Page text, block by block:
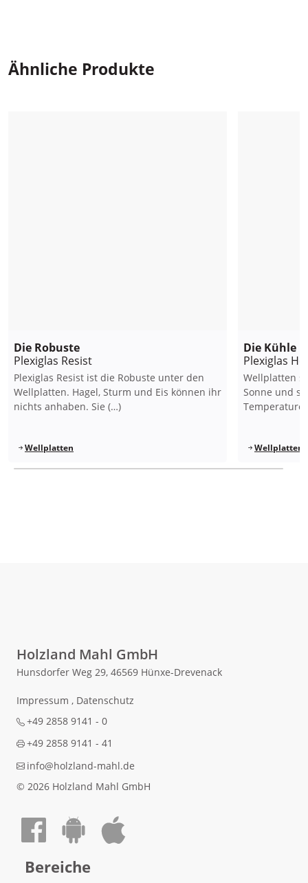
Ähnliche Produkte
Die Robuste
Plexiglas Resist
Plexiglas Resist ist die Robuste unter den
Wellplatten. Hagel, Sturm und Eis können ihr
nichts anhaben. Sie (…)
Wellplatten
Die Kühle
Plexiglas
Wellplatten
Sonne und
Wellplatten
Holzland Mahl GmbH
Hunsdorfer Weg 29, 46569 Hünxe-Drevenack
Impressum , Datenschutz
+49 2858 9141 - 0
+49 2858 9141 - 41
info@holzland-mahl.de
© 2026 Holzland Mahl GmbH
Auf Facebook teilen
Android App laden
Bereiche